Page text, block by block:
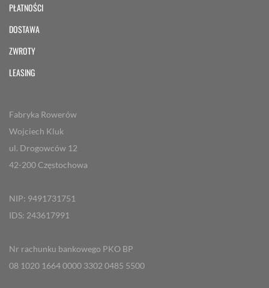
PŁATNOŚCI
DOSTAWA
ZWROTY
LEASING
Fabryka Rowerów
Wojciech Kluk
ul. Drogowców 12
42-200 Częstochowa
NIP: 9491731751
IDS: 243617991
Nr rachunku bankowego PKO BP
08 1020 1664 0000 3302 0485 5500